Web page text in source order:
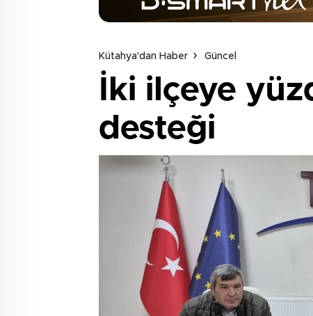
Kütahya'dan Haber Güncel
İki ilçeye
desteği